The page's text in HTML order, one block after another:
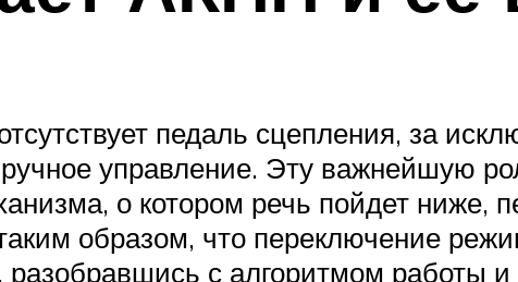
педаль сцепления, за
управление. Эту важнейшую
о котором речь пойдет ниже,
образом, что переключение
разобравшись с алгоритмом работы